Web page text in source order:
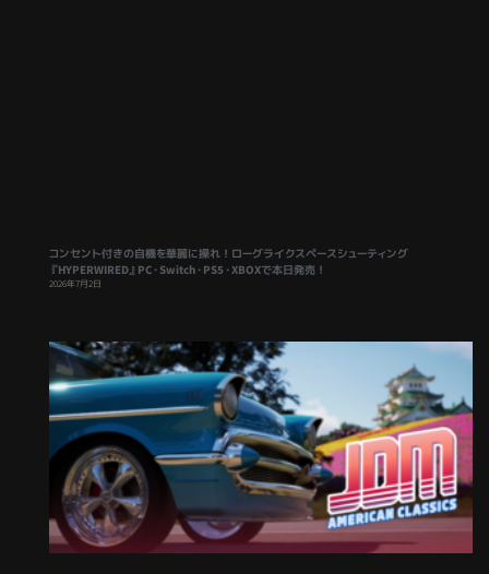
コンセント付きの自機を華麗に操れ！ローグライクスペースシューティング
『HYPERWIRED』PC・Switch・PS5・XBOXで本日発売！
2026年7月2日